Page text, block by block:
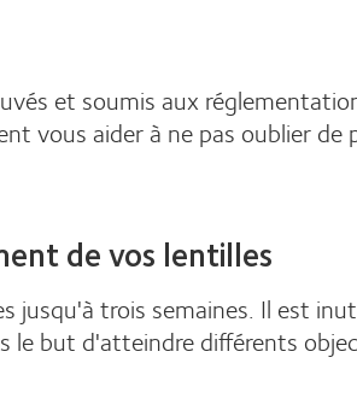
et soumis aux
vous aider à ne pas oublier
de vos lentilles
trois semaines. Il est
but d'atteindre différents